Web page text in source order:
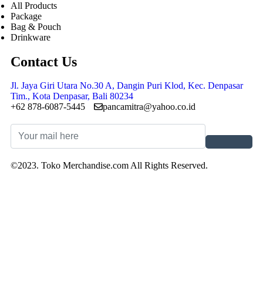
All Products
Package
Bag & Pouch
Drinkware
Contact Us
Jl. Jaya Giri Utara No.30 A, Dangin Puri Klod, Kec. Denpasar
Tim., Kota Denpasar, Bali 80234
+62 878-6087-5445
pancamitra@yahoo.co.id
©2023. Toko Merchandise.com All Rights Reserved.